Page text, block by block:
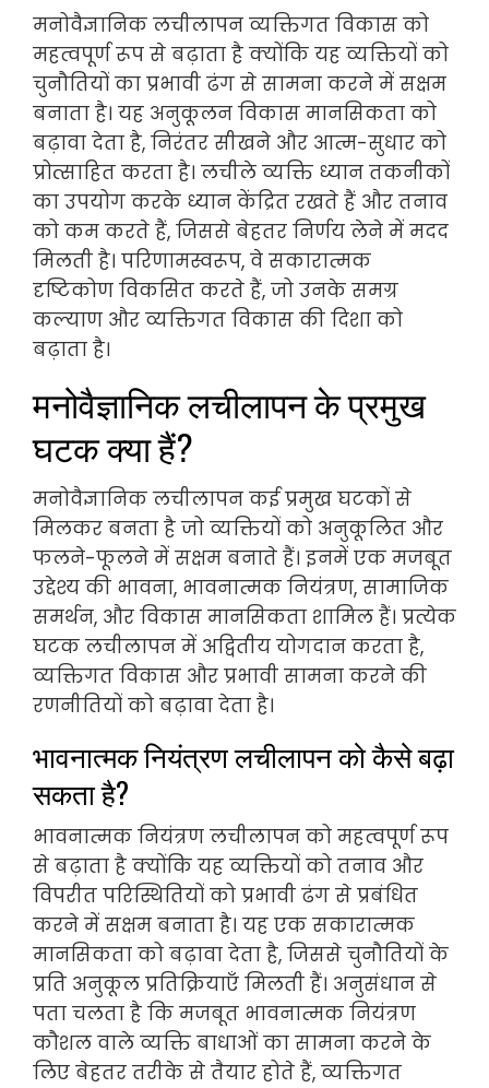
मनोवैज्ञानिक लचीलापन व्यक्तिगत विकास को
महत्वपूर्ण रूप से बढ़ाता है क्योंकि यह व्यक्तियों को
चुनौतियों का प्रभावी ढंग से सामना करने में सक्षम
बनाता है। यह अनुकूलन विकास मानसिकता को
बढ़ावा देता है, निरंतर सीखने और आत्म-सुधार को
प्रोत्साहित करता है। लचीले व्यक्ति ध्यान तकनीकों
का उपयोग करके ध्यान केंद्रित रखते हैं और तनाव
को कम करते हैं, जिससे बेहतर निर्णय लेने में मदद
मिलती है। परिणामस्वरूप, वे सकारात्मक
दृष्टिकोण विकसित करते हैं, जो उनके समग्र
कल्याण और व्यक्तिगत विकास की दिशा को
बढ़ाता है।
मनोवैज्ञानिक लचीलापन के प्रमुख
घटक क्या हैं?
मनोवैज्ञानिक लचीलापन कई प्रमुख घटकों से
मिलकर बनता है जो व्यक्तियों को अनुकूलित और
फलने-फूलने में सक्षम बनाते हैं। इनमें एक मजबूत
उद्देश्य की भावना, भावनात्मक नियंत्रण, सामाजिक
समर्थन, और विकास मानसिकता शामिल हैं। प्रत्येक
घटक लचीलापन में अद्वितीय योगदान करता है,
व्यक्तिगत विकास और प्रभावी सामना करने की
रणनीतियों को बढ़ावा देता है।
भावनात्मक नियंत्रण लचीलापन को कैसे बढ़ा
सकता है?
भावनात्मक नियंत्रण लचीलापन को महत्वपूर्ण रूप
से बढ़ाता है क्योंकि यह व्यक्तियों को तनाव और
विपरीत परिस्थितियों को प्रभावी ढंग से प्रबंधित
करने में सक्षम बनाता है। यह एक सकारात्मक
मानसिकता को बढ़ावा देता है, जिससे चुनौतियों के
प्रति अनुकूल प्रतिक्रियाएँ मिलती हैं। अनुसंधान से
पता चलता है कि मजबूत भावनात्मक नियंत्रण
कौशल वाले व्यक्ति बाधाओं का सामना करने के
लिए बेहतर तरीके से तैयार होते हैं, व्यक्तिगत